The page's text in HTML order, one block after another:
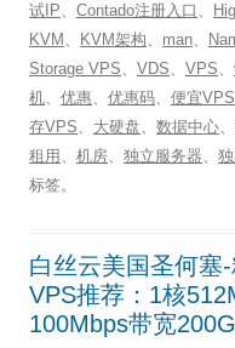
试IP、 Contado注册入口 、
KVM 、 KVM架构、 man、
Storage VPS、 VDS、 VPS、
机、 优惠、 优惠码、 便宜VPS
存VPS、 大硬盘、 数据中心、
租用 、 机房、 独立服务器、
标签。
白丝云美国圣何塞
VPS推荐：1核
100Mbps带宽